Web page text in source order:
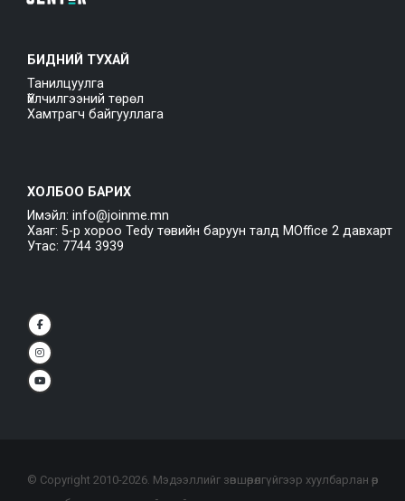
БИДНИЙ ТУХАЙ
Танилцуулга
Үйлчилгээний төрөл
Хамтрагч байгууллага
ХОЛБОО БАРИХ
Имэйл: info@joinme.mn
Хаяг: 5-р хороо Tedy төвийн баруун талд MOffice 2 давхарт
Утас: 7744 3939
© Copyright 2010-2026. Мэдээллийг зөвшөөрөлгүйгээр хуулбарлан өөр